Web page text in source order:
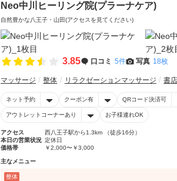
Neo中川ヒーリング院(プラーナケア)
自然豊かな八王子・山田(アクセスを見てください)
3.85 口コミ 5件 写真 18枚
マッサージ 整体 リラクゼーションマッサージ 書
ネット予約 クーポン有 QRコード決済可
アウトレットコーナーあり お子様連れOK
アクセス
西八王子駅から1.3km （徒歩16分）
本日の営業状況 定休日
価格帯
￥2,000〜￥3,000
主なメニュー
整体